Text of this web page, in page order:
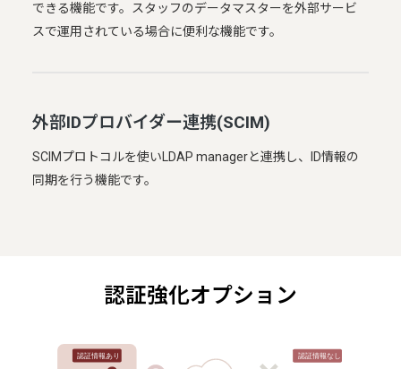
できる機能です。スタッフのデータマスターを外部サービ
スで運用されている場合に便利な機能です。
外部IDプロバイダー連携(SCIM)
SCIMプロトコルを使いLDAP managerと連携し、ID情報の
同期を行う機能です。
認証強化オプション